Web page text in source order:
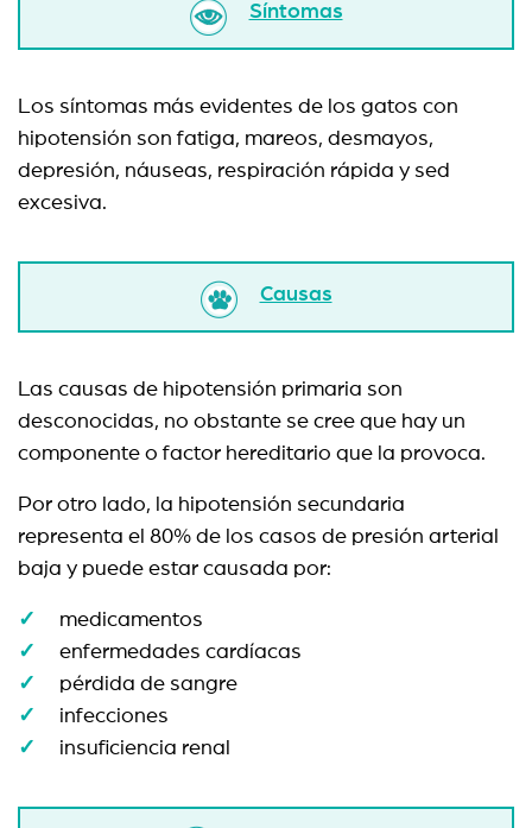
Síntomas
Los síntomas más evidentes de los gatos con
hipotensión son fatiga, mareos, desmayos,
depresión, náuseas, respiración rápida y sed
excesiva.
Causas
Las causas de hipotensión primaria son
desconocidas, no obstante se cree que hay un
componente o factor hereditario que la provoca.
Por otro lado, la hipotensión secundaria
representa el 80% de los casos de presión arterial
baja y puede estar causada por:
medicamentos
enfermedades cardíacas
pérdida de sangre
infecciones
insuficiencia renal